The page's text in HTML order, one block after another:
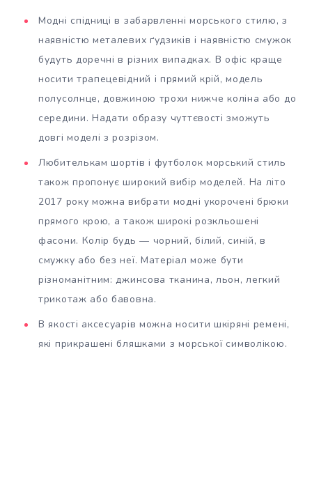
Модні спідниці в забарвленні морського стилю, з
наявністю металевих ґудзиків і наявністю смужок
будуть доречні в різних випадках. В офіс краще
носити трапецевідний і прямий крій, модель
полусолнце, довжиною трохи нижче коліна або до
середини. Надати образу чуттєвості зможуть
довгі моделі з розрізом.
Любителькам шортів і футболок морський стиль
також пропонує широкий вибір моделей. На літо
2017 року можна вибрати модні укорочені брюки
прямого крою, а також широкі розкльошені
фасони. Колір будь — чорний, білий, синій, в
смужку або без неї. Матеріал може бути
різноманітним: джинсова тканина, льон, легкий
трикотаж або бавовна.
В якості аксесуарів можна носити шкіряні ремені,
які прикрашені бляшками з морської символікою.